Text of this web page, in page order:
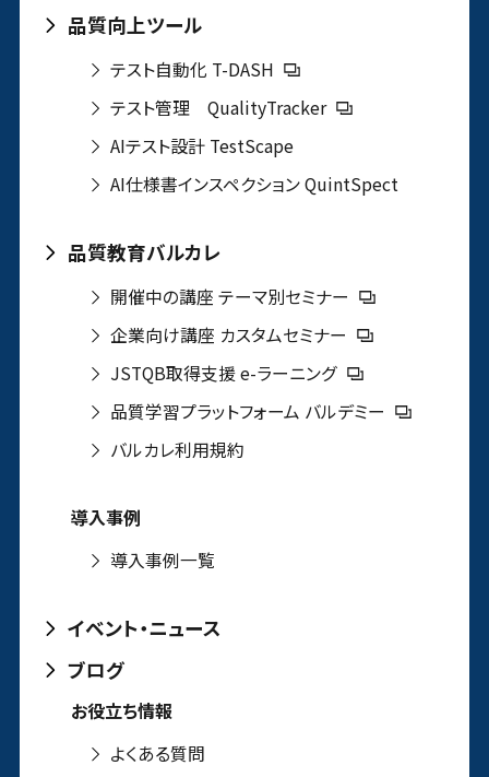
品質向上ツール
テスト自動化 T-DASH
テスト管理 QualityTracker
AIテスト設計 TestScape
AI仕様書インスペクション QuintSpect
品質教育バルカレ
開催中の講座 テーマ別セミナー
企業向け講座 カスタムセミナー
JSTQB取得支援 e-ラーニング
品質学習プラットフォーム バルデミー
バルカレ利用規約
導入事例
導入事例一覧
イベント・ニュース
ブログ
お役立ち情報
よくある質問